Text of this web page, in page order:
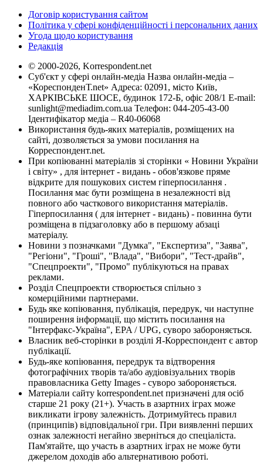
Договір користування сайтом
Політика у сфері конфіденційності і персональних даних
Угода щодо користування
Редакція
© 2000-2026, Korrespondent.net
Суб'єкт у сфері онлайн-медіа Назва онлайн-медіа –
«КореспонденТ.net» Адреса: 02091, місто Київ,
ХАРКІВСЬКЕ ШОСЕ, будинок 172-Б, офіс 208/1 E-mail:
sunlight@mediadim.com.ua Телефон: 044-205-43-00
Ідентифікатор медіа – R40-06068
Використання будь-яких матеріалів, розміщених на
сайті, дозволяється за умови посилання на
Корреспондент.net.
При копіюванні матеріалів зі сторінки « Новини України
і світу» , для інтернет - видань - обов'язкове пряме
відкрите для пошукових систем гіперпосилання .
Посилання має бути розміщена в незалежності від
повного або часткового використання матеріалів.
Гіперпосилання ( для інтернет - видань) - повинна бути
розміщена в підзаголовку або в першому абзаці
матеріалу.
Новини з позначками "Думка", "Експертиза", "Заява",
"Регіони", "Гроші", "Влада", "Вибори", "Тест-драйв",
"Спецпроекти", "Промо" публікуються на правах
реклами.
Розділ Спецпроекти створюється спільно з
комерційними партнерами.
Будь яке копіювання, публікація, передрук, чи наступне
поширення інформації, що містить посилання на
"Інтерфакс-Україна", EPA / UPG, суворо забороняється.
Власник веб-сторінки в розділі Я-Корреспондент є автор
публікації.
Будь-яке копіювання, передрук та відтворення
фотографічних творів та/або аудіовізуальних творів
правовласника Getty Images - суворо забороняється.
Матеріали сайту korrespondent.net призначені для осіб
старше 21 року (21+). Участь в азартних іграх може
викликати ігрову залежність. Дотримуйтесь правил
(принципів) відповідальної гри. При виявленні перших
ознак залежності негайно зверніться до спеціаліста.
Пам'ятайте, що участь в азартних іграх не може бути
джерелом доходів або альтернативою роботі.